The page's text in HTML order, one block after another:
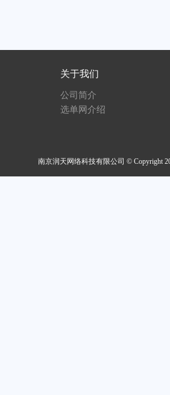
关于我们
公司简介
选单网介绍